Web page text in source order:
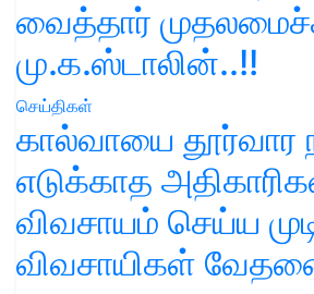
வைத்தார்
மு.க.ஸ்டாலின்..!!
செய்திகள்
கால்வாயை தூர்வார
எடுக்காத
விவசாயம் செய்ய
விவசாயிகள்